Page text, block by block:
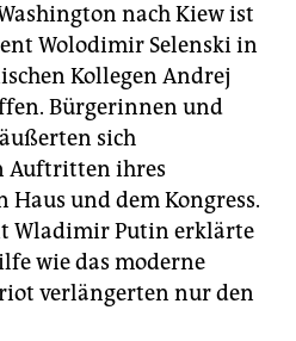
nach Kiew ist
Wolodimir Selenski in
Kollegen Andrej
Bürgerinnen und
sich
Auftritten ihres
Haus und dem Kongress.
Wladimir Putin erklärte
wie das moderne
verlängerten nur den